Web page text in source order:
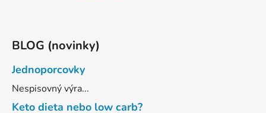
BLOG (novinky)
Jednoporcovky
Nespisovný výra...
Keto dieta nebo low carb?